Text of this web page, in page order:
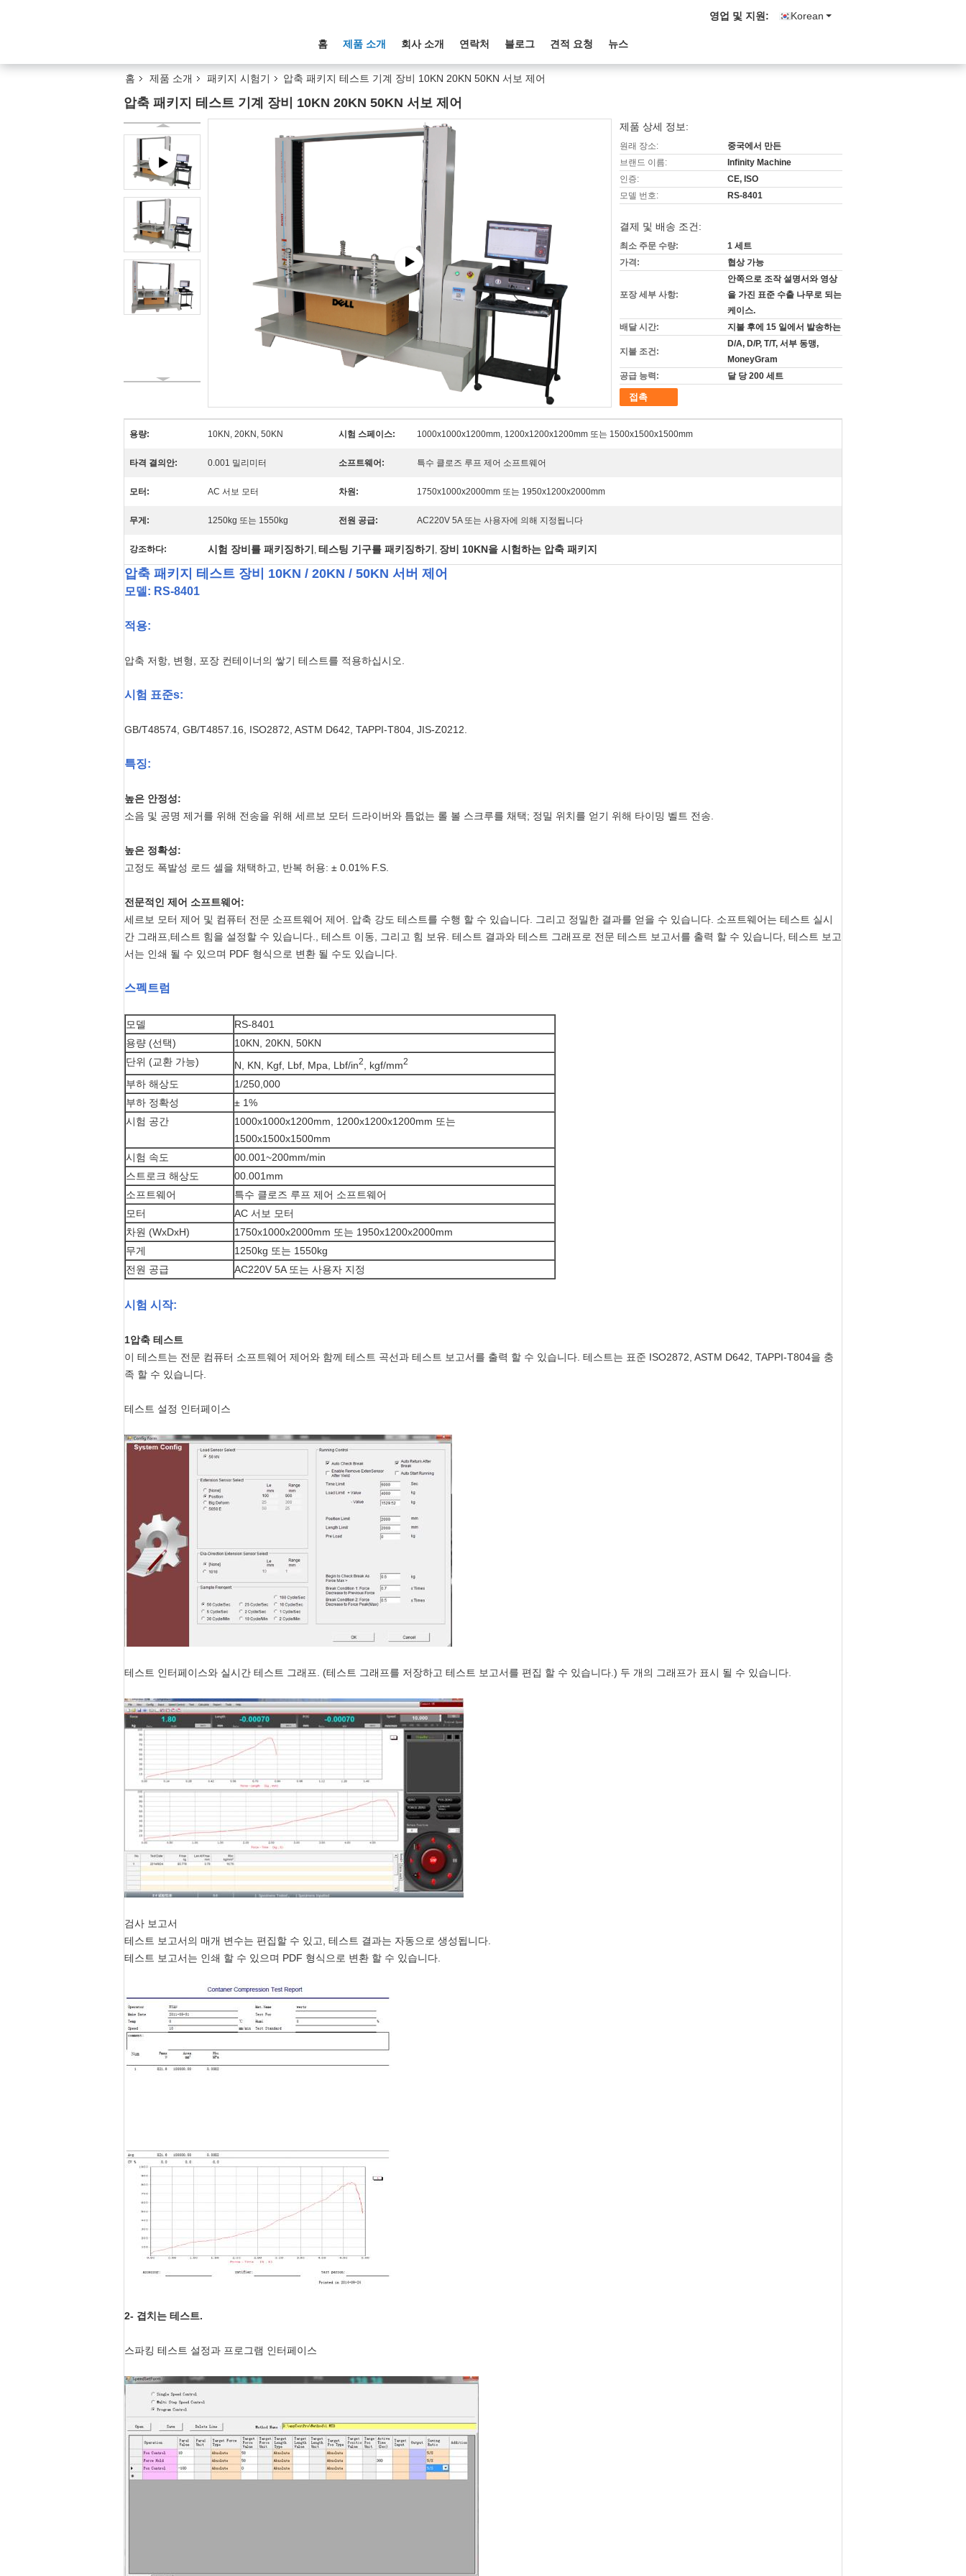
Korean
영업 및 지원:
홈 제품 소개 회사 소개 연락처 블로그 견적 요청 뉴스
홈 제품 소개 패키지 시험기 압축 패키지 테스트 기계 장비 10KN 20KN 50KN 서보 제어
압축 패키지 테스트 기계 장비 10KN 20KN 50KN 서보 제어
제품 상세 정보:
원래 장소:
중국에서 만든
브랜드 이름:
Infinity Machine
인증:
CE, ISO
모델 번호:
RS-8401
결제 및 배송 조건:
최소 주문 수량:
1 세트
가격:
협상 가능
포장 세부 사항:
안쪽으로 조작 설명서와 영상
을 가진 표준 수출 나무로 되는
케이스.
배달 시간:
지불 후에 15 일에서 발송하는
지불 조건:
D/A, D/P, T/T, 서부 동맹,
MoneyGram
공급 능력:
달 당 200 세트
접촉
용량: 10KN, 20KN, 50KN 시험 스페이스: 1000x1000x1200mm, 1200x1200x1200mm 또는 1500x1500x1500mm
타격 결의안: 0.001 밀리미터 소프트웨어: 특수 클로즈 루프 제어 소프트웨어
모터: AC 서보 모터 차원: 1750x1000x2000mm 또는 1950x1200x2000mm
무게: 1250kg 또는 1550kg 전원 공급: AC220V 5A 또는 사용자에 의해 지정됩니다
강조하다: 시험 장비를 패키징하기 , 테스팅 기구를 패키징하기 , 장비 10KN을 시험하는 압축 패키지
압축 패키지 테스트 장비 10KN / 20KN / 50KN 서버 제어
모델: RS-8401
적용:
압축 저항, 변형, 포장 컨테이너의 쌓기 테스트를 적용하십시오.
시험 표준s:
GB/T48574, GB/T4857.16, ISO2872, ASTM D642, TAPPI-T804, JIS-Z0212.
특징:
높은 안정성:
소음 및 공명 제거를 위해 전송을 위해 세르보 모터 드라이버와 틈없는 롤 볼 스크루를 채택; 정밀 위치를 얻기 위해 타이밍 벨트 전송.
높은 정확성:
고정도 폭발성 로드 셀을 채택하고, 반복 허용: ± 0.01% F.S.
전문적인 제어 소프트웨어:
세르보 모터 제어 및 컴퓨터 전문 소프트웨어 제어. 압축 강도 테스트를 수행 할 수 있습니다. 그리고 정밀한 결과를 얻을 수 있습니다. 소프트웨어는 테스트 실시
간 그래프,테스트 힘을 설정할 수 있습니다., 테스트 이동, 그리고 힘 보유. 테스트 결과와 테스트 그래프로 전문 테스트 보고서를 출력 할 수 있습니다, 테스트 보고
서는 인쇄 될 수 있으며 PDF 형식으로 변환 될 수도 있습니다.
스펙트럼
모델
RS-8401
용량 (선택)
10KN, 20KN, 50KN
단위 (교환 가능)
N, KN, Kgf, Lbf, Mpa, Lbf/in2 , kgf/mm2
부하 해상도
1/250,000
부하 정확성
± 1%
시험 공간
1000x1000x1200mm, 1200x1200x1200mm 또는
1500x1500x1500mm
시험 속도
00.001~200mm/min
스트로크 해상도
00.001mm
소프트웨어
특수 클로즈 루프 제어 소프트웨어
모터
AC 서보 모터
차원 (WxDxH)
1750x1000x2000mm 또는 1950x1200x2000mm
무게
1250kg 또는 1550kg
전원 공급
AC220V 5A 또는 사용자 지정
시험 시작:
1압축 테스트
이 테스트는 전문 컴퓨터 소프트웨어 제어와 함께 테스트 곡선과 테스트 보고서를 출력 할 수 있습니다. 테스트는 표준 ISO2872, ASTM D642, TAPPI-T804을 충
족 할 수 있습니다.
테스트 설정 인터페이스
테스트 인터페이스와 실시간 테스트 그래프. (테스트 그래프를 저장하고 테스트 보고서를 편집 할 수 있습니다.) 두 개의 그래프가 표시 될 수 있습니다.
검사 보고서
테스트 보고서의 매개 변수는 편집할 수 있고, 테스트 결과는 자동으로 생성됩니다.
테스트 보고서는 인쇄 할 수 있으며 PDF 형식으로 변환 할 수 있습니다.
2- 겹치는 테스트.
스파킹 테스트 설정과 프로그램 인터페이스